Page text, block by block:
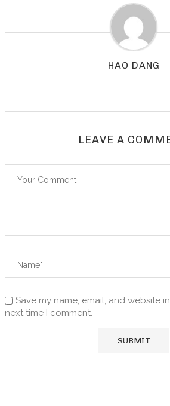
HAO DANG
LEAVE A
Save my name, email, and website
next time I comment.